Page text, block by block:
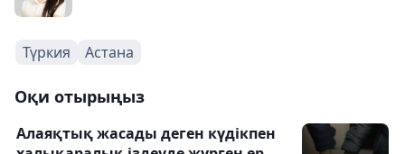
Түркия Астана
Оқи отырыңыз
Алаяқтық жасады деген күдікпен